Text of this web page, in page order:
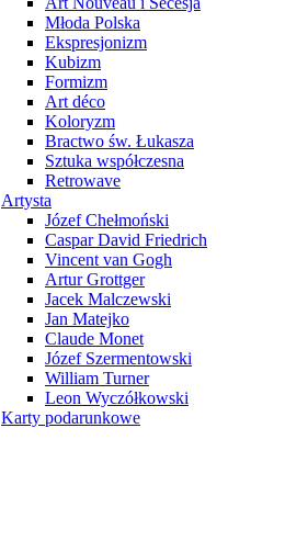
Młoda Polska
Ekspresjonizm
Kubizm
Formizm
Art déco
Koloryzm
Bractwo św. Łukasza
Sztuka współczesna
Retrowave
Artysta
Józef Chełmoński
Caspar David Friedrich
Vincent van Gogh
Artur Grottger
Jacek Malczewski
Jan Matejko
Claude Monet
Józef Szermentowski
William Turner
Leon Wyczółkowski
Karty podarunkowe